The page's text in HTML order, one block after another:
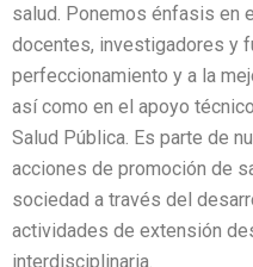
salud. Ponemos énfasis en
docentes, investigadores y
perfeccionamiento y a la
así como en el apoyo
Salud Pública. Es parte de
acciones de promoción de
sociedad a través del
actividades de extensión
interdisciplinaria.